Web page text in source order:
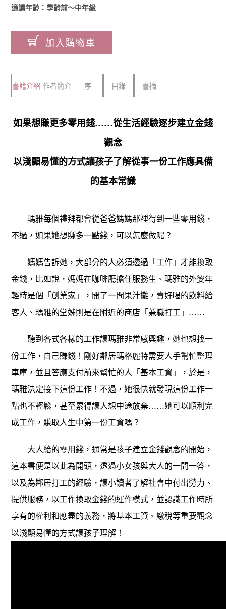
適讀年齡：學齡前～中年級
加入購物車
書籍介紹 作者簡介 序 目錄 書摘
如果想賺更多零用錢……從生活經驗逐步建立金錢
觀念
以淺顯易懂的方式讓孩子了解從事一份工作應具備
的基本常識
瑪雅每個禮拜都會從爸爸媽媽那裡得到一些零用錢，
不過，如果她想賺多一點錢，可以怎麼做呢？
媽媽告訴她，大部分的人必須透過「工作」才能換取
金錢，比如說，媽媽在咖啡廳擔任服務生、瑪雅的外婆年
輕時是個「創業家」，開了一間果汁攤，賣好喝的飲料給
客人、瑪雅的堂姊則是在附近的商店「兼職打工」……
聽到各式各樣的工作讓瑪雅非常感興趣，她也想找一
份工作，自己賺錢！剛好鄰居瑪格麗特需要人手幫忙整理
車庫，並且答應支付前來幫忙的人「基本工資」，於是，
瑪雅決定接下這份工作！不過，她很快就發現這份工作一
點也不輕鬆，甚至累得讓人想中途放棄……她可以順利完
成工作，賺取人生中第一份工資嗎？
大人給的零用錢，通常是孩子建立金錢觀念的開始，
這本書便是以此為開頭，透過小女孩與大人的一問一答，
以及為鄰居打工的經驗，讓小讀者了解社會中付出勞力、
提供服務，以工作換取金錢的運作模式，並認識工作時所
享有的權利和應盡的義務，將基本工資、繳稅等重要觀念
以淺顯易懂的方式讓孩子理解！